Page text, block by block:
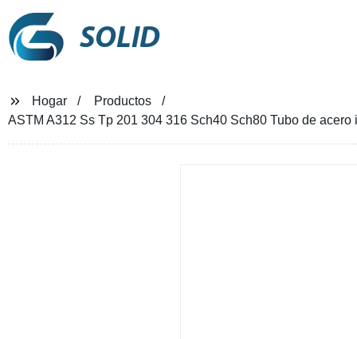
SOLID
Hogar
Productos
ASTM A312 Ss Tp 201 304 316 Sch40 Sch80 Tubo de